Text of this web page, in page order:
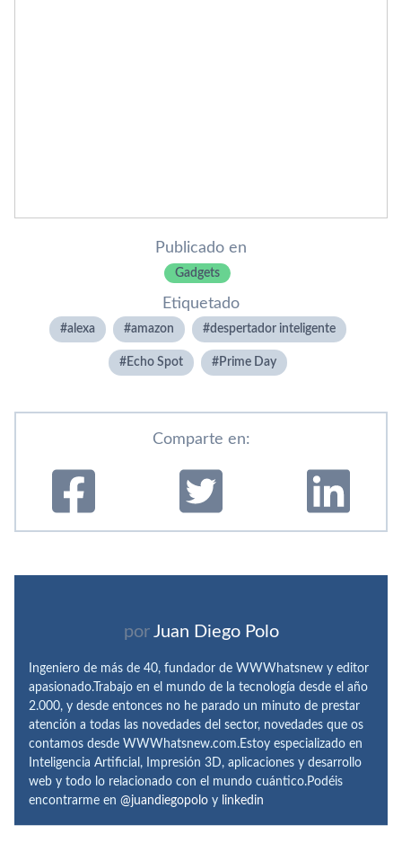
Publicado en
Gadgets
Etiquetado
alexa amazon despertador inteligente
Echo Spot Prime Day
Comparte en:
por Juan Diego Polo
Ingeniero de más de 40, fundador de WWWhatsnew y editor
apasionado.Trabajo en el mundo de la tecnología desde el año
2.000, y desde entonces no he parado un minuto de prestar
atención a todas las novedades del sector, novedades que os
contamos desde WWWhatsnew.com.Estoy especializado en
Inteligencia Artificial, Impresión 3D, aplicaciones y desarrollo
web y todo lo relacionado con el mundo cuántico.Podéis
encontrarme en @juandiegopolo y linkedin